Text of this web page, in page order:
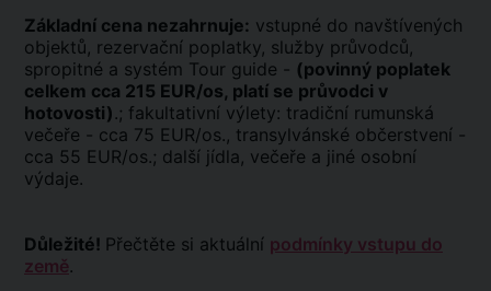
Základní cena nezahrnuje: vstupné do navštívených
objektů, rezervační poplatky, služby průvodců,
spropitné a systém Tour guide - (povinný poplatek
celkem cca 215 EUR/os, platí se průvodci v
hotovosti) .; fakultativní výlety: tradiční rumunská
večeře - cca 75 EUR/os., transylvánské občerstvení -
cca 55 EUR/os.; další jídla, večeře a jiné osobní
výdaje.
Důležité! Přečtěte si aktuální podmínky vstupu do
země.